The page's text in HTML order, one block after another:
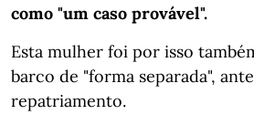
como "um caso provável".
Esta mulher foi por isso
barco de "forma separada",
repatriamento.